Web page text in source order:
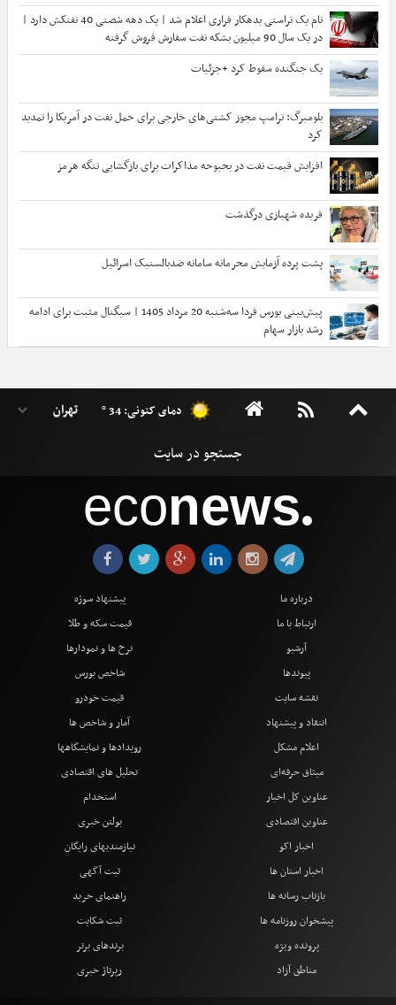
نام یک تراستی بدهکار فراری اعلام شد | یک دهه شصتی 40 نفتکش دارد |
در یک سال 90 میلیون بشکه نفت سفارش فروش گرفته
یک جنگنده سقوط کرد +جزئیات
بلومبرگ: ترامپ مجوز کشتی‌های خارجی برای حمل نفت در آمریکا را تمدید
کرد
افزایش قیمت نفت در بحبوحه مذاکرات برای بازگشایی تنگه هرمز
فریده شهبازی درگذشت
پشت پرده آزمایش محرمانه سامانه ضدبالستیک اسرائیل
پیش‌بینی بورس فردا سه‌شنبه 20 مرداد 1405 | سیگنال مثبت برای ادامه
رشد بازار سهام
دمای کنونی: 34 °
econews●
درباره ما
ارتباط با ما
آرشیو
پیوندها
نقشه سایت
انتقاد و پیشنهاد
اعلام مشکل
میثاق حرفه‌ای
پیشنهاد سوژه
قیمت سکه و طلا
نرخ ها و نمودارها
شاخص بورس
قیمت خودرو
آمار و شاخص ها
رویدادها و نمایشگاهها
تحلیل های اقتصادی
عناوین کل اخبار
عناوین اقتصادی
اخبار اکو
اخبار استان ها
بازتاب رسانه ها
پیشخوان روزنامه ها
پرونده ویژه
مناطق آزاد
استخدام
بولتن خبری
نیازمندیهای رایگان
ثبت آگهی
راهنمای خرید
ثبت شکایت
برندهای برتر
رپرتاژ خبری